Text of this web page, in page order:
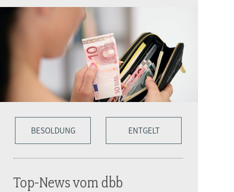
BESOLDUNG ENTGELT
Top-News vom dbb